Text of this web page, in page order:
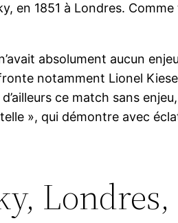
en 1851 à Londres.
absolument aucun
notamment Lionel
ce match sans
», qui démontre avec
Londres,